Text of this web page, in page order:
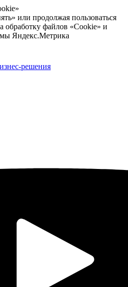
или продолжая пользоваться
обработку файлов «Cookie» и
Яндекс.Метрика
решения